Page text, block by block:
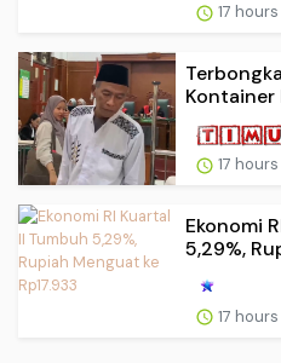
17
Kontainer
17
Ekonomi
5,29%,
17